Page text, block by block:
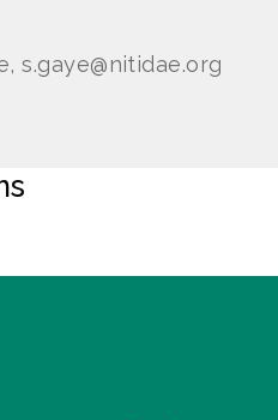
s.gaye@nitidae.org